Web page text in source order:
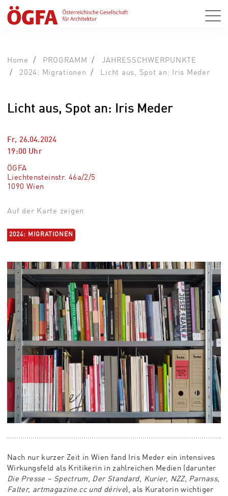
Home PROGRAMM
JAHRESSCHWERPUNKTE
2024: Migrationen
Licht aus, Spot an: Iris Meder
Licht aus, Spot an: Iris Meder
Fr, 26.04.2024
19:00 Uhr
ÖGFA
Liechtensteinstr. 46a/2/5
1090 Wien
Auf der Karte zeigen
2024: MIGRATIONEN
Nach nur kurzer Zeit in Wien fand Iris Meder ein intensives
Wirkungsfeld als Kritikerin in zahlreichen Medien (darunter
Die Presse – Spectrum, Der Standard, Kurier, NZZ, Parnass,
Falter, artmagazine.cc und dérive), als Kuratorin wichtiger